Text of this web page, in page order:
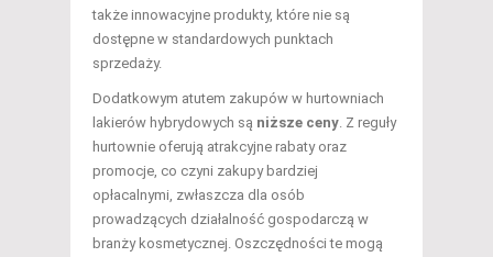
także innowacyjne produkty, które nie są
dostępne w standardowych punktach
sprzedaży.
Dodatkowym atutem zakupów w hurtowniach
lakierów hybrydowych są niższe ceny . Z reguły
hurtownie oferują atrakcyjne rabaty oraz
promocje, co czyni zakupy bardziej
opłacalnymi, zwłaszcza dla osób
prowadzących działalność gospodarczą w
branży kosmetycznej. Oszczędności te mogą